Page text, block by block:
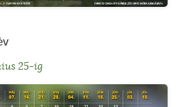
25-ig